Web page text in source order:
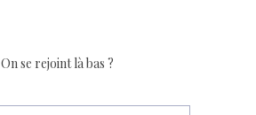
On se rejoint là bas ?